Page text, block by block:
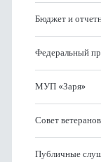
Бюджет и
Федеральный
МУП «Заря»
Совет ветеранов
Публичные